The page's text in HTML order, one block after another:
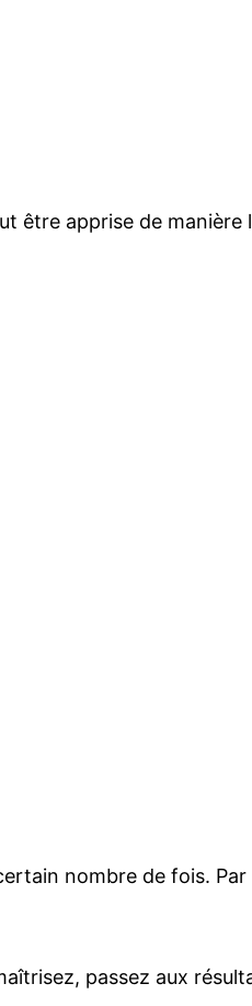
être apprise de manière
nombre de fois.
passez aux